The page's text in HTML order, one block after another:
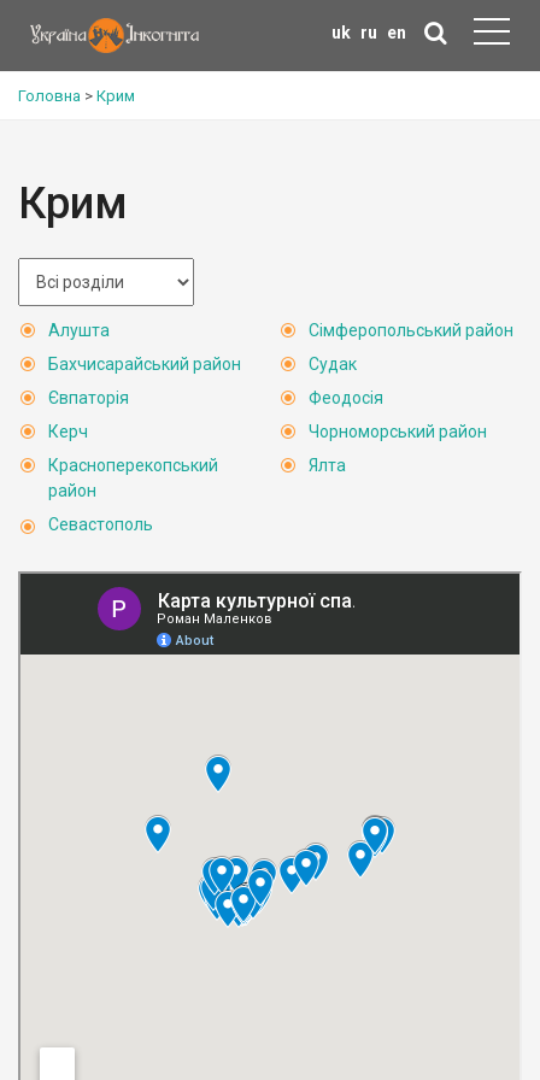
uk ru en
Головна > Крим
Крим
Алушта
Бахчисарайський район
Євпаторія
Керч
Красноперекопський
район
Севастополь
Сімферопольський район
Судак
Феодосія
Чорноморський район
Ялта